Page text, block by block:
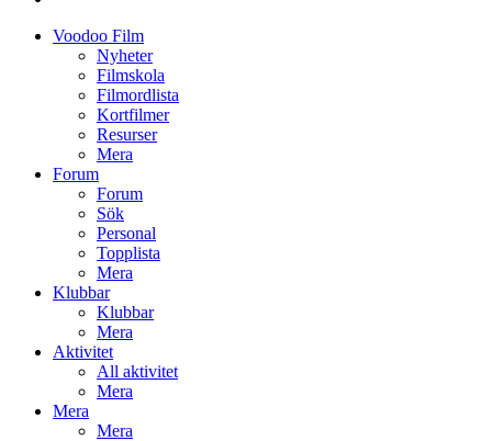
Voodoo Film
Nyheter
Filmskola
Filmordlista
Kortfilmer
Resurser
Mera
Forum
Forum
Sök
Personal
Topplista
Mera
Klubbar
Klubbar
Mera
Aktivitet
All aktivitet
Mera
Mera
Mera